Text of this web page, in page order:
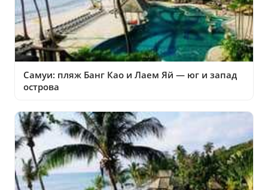
Самуи: пляж Банг Као и Лаем Яй — юг и запад
острова